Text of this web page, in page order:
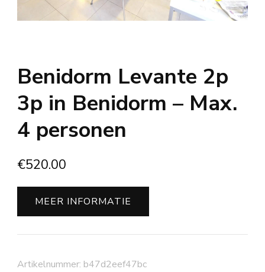
Benidorm Levante 2p
3p in Benidorm – Max.
4 personen
€520.00
MEER INFORMATIE
Artikelnummer: b47d2eef47bc